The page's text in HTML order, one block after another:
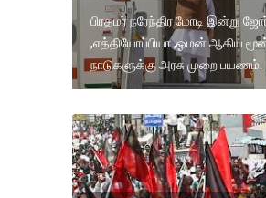
பிரதமர் நரேந்திர மோடி இன்று
,எத்தியோப்பியா ,ஓமன் ஆகிய
நாடுகளுக்கு அரசு முறை பயணம்.